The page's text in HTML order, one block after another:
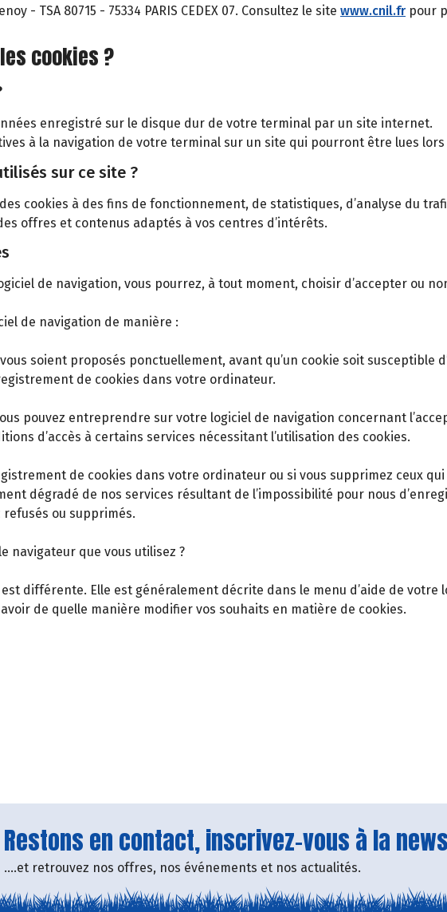
- TSA 80715 - 75334 PARIS CEDEX 07. Consultez le site www.cnil.fr pour
cookies ?
enregistré sur le disque dur de votre terminal par un site internet.
à la navigation de votre terminal sur un site qui pourront être lues
sur ce site ?
cookies à des fins de fonctionnement, de statistiques, d’analyse du
offres et contenus adaptés à vos centres d’intérêts.
de navigation, vous pourrez, à tout moment, choisir d’accepter ou
de navigation de manière :
soient proposés ponctuellement, avant qu’un cookie soit susceptible
de cookies dans votre ordinateur.
pouvez entreprendre sur votre logiciel de navigation concernant
d’accès à certains services nécessitant l’utilisation des cookies.
de cookies dans votre ordinateur ou si vous supprimez ceux
dégradé de nos services résultant de l’impossibilité pour nous
ou supprimés.
navigateur que vous utilisez ?
différente. Elle est généralement décrite dans le menu d’aide de
de quelle manière modifier vos souhaits en matière de cookies.
Restons en contact, inscrivez-vous à la
....et retrouvez nos offres, nos événements et nos actualités.